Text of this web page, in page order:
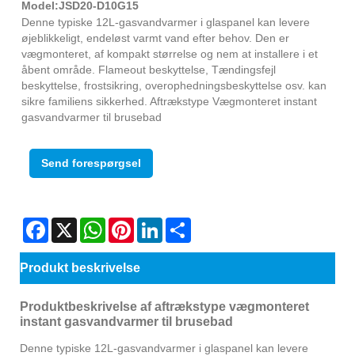
Model:JSD20-D10G15
Denne typiske 12L-gasvandvarmer i glaspanel kan levere
øjeblikkeligt, endeløst varmt vand efter behov. Den er
vægmonteret, af kompakt størrelse og nem at installere i et
åbent område. Flameout beskyttelse, Tændingsfejl
beskyttelse, frostsikring, overophedningsbeskyttelse osv. kan
sikre familiens sikkerhed. Aftrækstype Vægmonteret instant
gasvandvarmer til brusebad
Send forespørgsel
Facebook
X WhatsAppPinterestLinkedIn
Produkt beskrivelse
Produktbeskrivelse af aftrækstype vægmonteret
instant gasvandvarmer til brusebad
Denne typiske 12L-gasvandvarmer i glaspanel kan levere